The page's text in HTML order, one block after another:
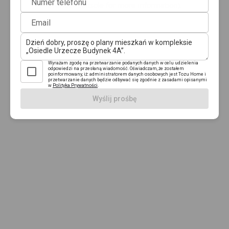
Numer telefonu
Email
Wyrażam zgodę na przetwarzanie podanych danych w celu udzielenia
odpowiedzi na przesłaną wiadomość. Oświadczam, że zostałem
poinformowany, iż: administratorem danych osobowych jest Tozu Home i
przetwarzanie danych będzie odbywać się zgodnie z zasadami opisanymi
w Polityka Prywatności
Wyślij prośbę
browser console for more information)